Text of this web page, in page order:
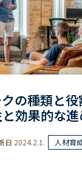
の種類と
効果的な
日 2024.2.1. 人材育